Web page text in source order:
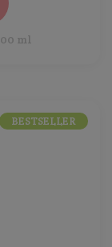
ml
BESTSELLER